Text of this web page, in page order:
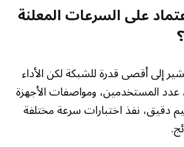
على السرعات المعلنة
إلى أقصى قدرة للشبكة لكن الأداء
عدد المستخدمين، ومواصفات الأجهزة
دقيق، نفذ اختبارات سرعة مختلفة